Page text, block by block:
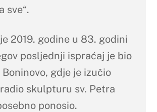
sve“.
2019. godine u 83. godini
posljednji ispraćaj je bio
gdje je izučio
skulpturu sv. Petra
ponosio.